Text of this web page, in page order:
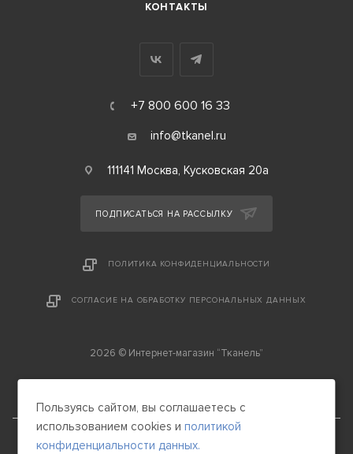
КОНТАКТЫ
+7 800 600 16 33
info@tkanel.ru
111141 Москва, Кусковская 20а
ПОДПИСАТЬСЯ НА РАССЫЛКУ
ПОЛИТИКА КОНФИДЕНЦИАЛЬНОСТИ
СОГЛАСИЕ НА ОБРАБОТКУ ПЕРСОНАЛЬНЫХ ДАННЫХ
2026 © Интернет-магазин “Тканель”
Пользуясь сайтом, вы соглашаетесь с
использованием cookies иполитикой
конфиденциальности данных.